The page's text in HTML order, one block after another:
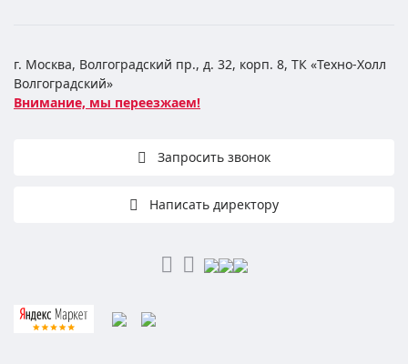
г. Москва, Волгоградский пр., д. 32, корп. 8, ТК «Техно-Холл
Волгоградский»
Внимание, мы переезжаем!
Запросить звонок
Написать директору